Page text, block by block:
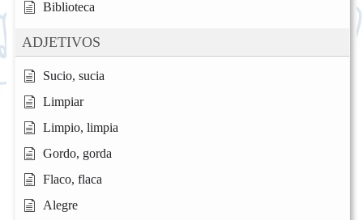
Biblioteca
ADJETIVOS
Sucio, sucia
Limpiar
Limpio, limpia
Gordo, gorda
Flaco, flaca
Alegre